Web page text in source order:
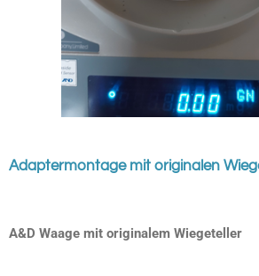
Adaptermontage mit originalen
A&D Waage mit originalem Wiegeteller